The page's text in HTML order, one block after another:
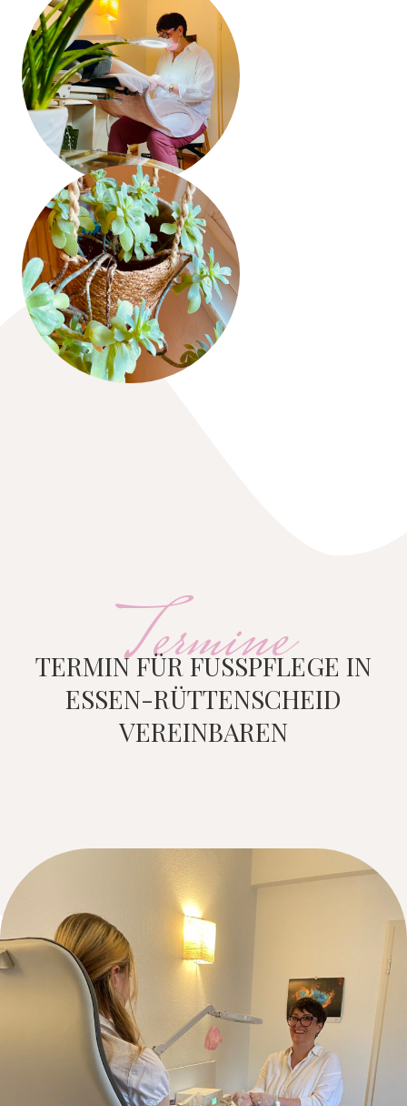
Termine
TERMIN FÜR FUSSPFLEGE IN E
SSEN-RÜTTENSCHEID V
EREINBAREN